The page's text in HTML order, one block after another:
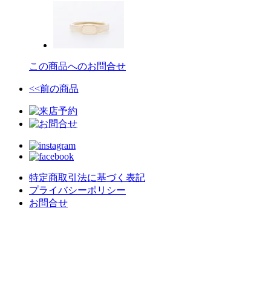
この商品へのお問合せ
<<前の商品
特定商取引法に基づく表記
プライバシーポリシー
お問合せ